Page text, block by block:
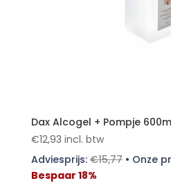
Dax Alcogel + Pompje
€12,93 incl. btw
Adviesprijs:€15,77• Onze
Bespaar 18%